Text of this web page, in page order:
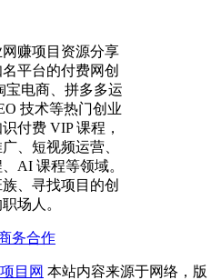
网赚项目资源分享
平台的付费网创
宝电商、拼多多运
技术等热门创业
付费 VIP 课程，
、短视频运营、
AI 课程等领域。
、寻找项目的创
场人。
务合作
目网 本站内容来源于网络，版